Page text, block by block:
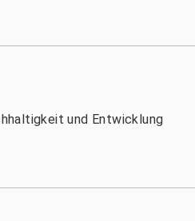
und Entwicklung